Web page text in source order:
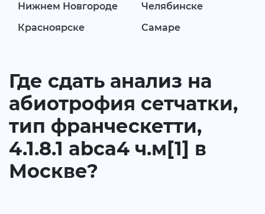
Нижнем Новгороде
Челябинске
Красноярске
Самаре
Где сдать анализ на
абиотрофия сетчатки,
тип франческетти,
4.1.8.1 abca4 ч.м[1] в
Москве?